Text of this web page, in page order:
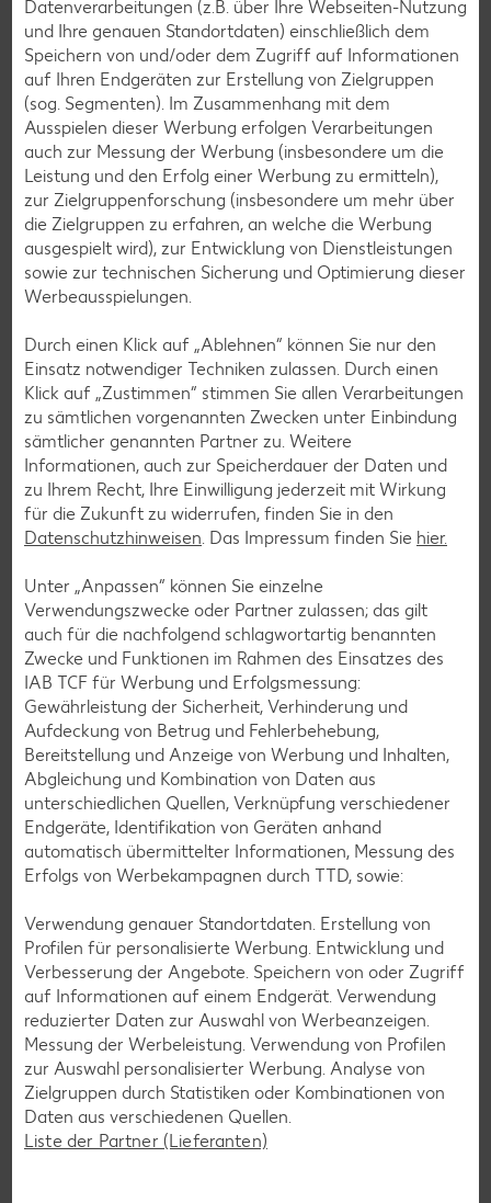
Falls bei Ihnen oder anderen bei der Verwendung eines
unserer Reinigungs- oder Pflegeprodukte allergische
Reaktionen auftreten, wenden Sie sich schnellstmöglich an
einen Arzt! Gleiches gilt, wenn das Produkt versehentlich
geschluckt wurde, beziehungsweise in Auge oder Nase
gelangt ist. Nur geschultes medizinisches Personal ist in der
Lage, entsprechende Maßnahmen einzuleiten. Bitte halten
inklusive Verpackung bereit.
Vergiftungs-Informationszentrale
Für medizinisches Personal haben wir unter der
Telefonnummer +49 800 6162220bei der Vergiftungs-
Informationszentrale der Universitätsklinik Freiburg
ausführliche medizinische Datenblätter unserer Produkte
bereitgestellt.
Das könnte dich auch
interessieren
K-CLASSIC: exklusiv bei uns erhältlich
Mit K-CLASSIC machen wir dir günstig einkaufen noch
Datenverarbeitungen (z.B. über Ihre Webseiten-Nutzung
und Ihre genauen Standortdaten) einschließlich dem
Speichern von und/oder dem Zugriff auf Informationen
auf Ihren Endgeräten zur Erstellung von Zielgruppen
(sog. Segmenten). Im Zusammenhang mit dem
Ausspielen dieser Werbung erfolgen Verarbeitungen
auch zur Messung der Werbung (insbesondere um die
Leistung und den Erfolg einer Werbung zu ermitteln),
zur Zielgruppenforschung (insbesondere um mehr über
die Zielgruppen zu erfahren, an welche die Werbung
ausgespielt wird), zur Entwicklung von Dienstleistungen
sowie zur technischen Sicherung und Optimierung dieser
Werbeausspielungen.
Durch einen Klick auf „Ablehnen“ können Sie nur den
Einsatz notwendiger Techniken zulassen. Durch einen
Klick auf „Zustimmen“ stimmen Sie allen Verarbeitungen
zu sämtlichen vorgenannten Zwecken unter Einbindung
sämtlicher genannten Partner zu. Weitere
Informationen, auch zur Speicherdauer der Daten und
zu Ihrem Recht, Ihre Einwilligung jederzeit mit Wirkung
für die Zukunft zu widerrufen, finden Sie in den
Datenschutzhinweisen. Das Impressum finden Sie hier.
Unter „Anpassen“ können Sie einzelne
Verwendungszwecke oder Partner zulassen; das gilt
auch für die nachfolgend schlagwortartig benannten
Zwecke und Funktionen im Rahmen des Einsatzes des
IAB TCF für Werbung und Erfolgsmessung:
Gewährleistung der Sicherheit, Verhinderung und
Aufdeckung von Betrug und Fehlerbehebung,
Bereitstellung und Anzeige von Werbung und Inhalten,
Abgleichung und Kombination von Daten aus
unterschiedlichen Quellen, Verknüpfung verschiedener
Endgeräte, Identifikation von Geräten anhand
automatisch übermittelter Informationen, Messung des
Erfolgs von Werbekampagnen durch TTD, sowie:
Verwendung genauer Standortdaten. Erstellung von
Profilen für personalisierte Werbung. Entwicklung und
Verbesserung der Angebote. Speichern von oder Zugriff
auf Informationen auf einem Endgerät. Verwendung
reduzierter Daten zur Auswahl von Werbeanzeigen.
Messung der Werbeleistung. Verwendung von Profilen
zur Auswahl personalisierter Werbung. Analyse von
Zielgruppen durch Statistiken oder Kombinationen von
Daten aus verschiedenen Quellen.
Liste der Partner (Lieferanten)